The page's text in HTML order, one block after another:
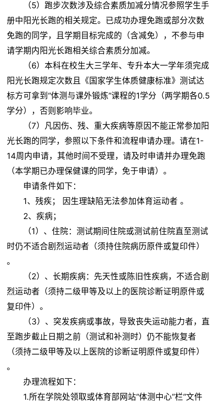
（5）跑步次数涉及综合素质加减分情况参照学生手
册中阳光长跑的相关规定。已成功办理免跑或部分次数
免跑的同学，且学期目标完成的（含减免），不参与申
请学期内阳光长跑相关综合素质分加减。
（6）本科在校生大三学年、专升本大一学年须完成
阳光长跑规定次数且《国家学生体质健康标准》测试达
标方可拿到“体测与课外锻炼”课程的1学分（两学期各0.5
学分），否则影响毕业。
（7）凡因伤、残、重大疾病等原因不能正常参加阳
光长跑的同学，参照以下条件和流程申请办理。请在1-
14周内申请，其他时间不受理，请及时申请并办理免跑
（本学期已办理保健课的同学，免于申请）。
申请条件如下：
1、残疾； 因生理缺陷无法参加体育运动者 。
2、疾病；
（1）、住院：测试期间住院或测试前住院直至测试
时仍不适合剧烈运动者（须持住院病历原件或复印件）
。
（2）、长期疾病：先天性或陈旧性疾病，不适合剧
烈运动者（须持二级甲等及以上的医院诊断证明原件或
复印件）。
（3）、突发疾病或事故，导致丧失运动能力者，直
至跑步截止日期之前（测试和补测时）仍不能恢复者
（须持二级甲等及以上医院的诊断证明原件或复印件）
。
办理流程如下：
1.所在学院处领取或体育部网站“体测中心”栏“文件